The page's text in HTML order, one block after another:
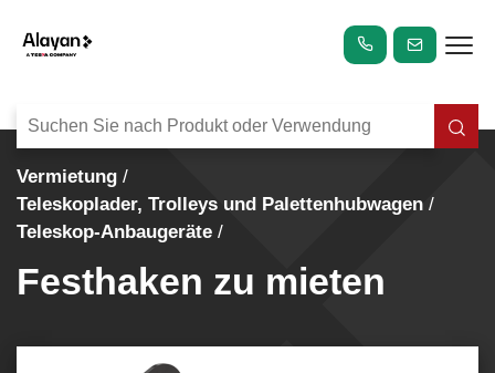
Vermietung
Teleskoplader, Trolleys und Palettenhubwagen
Teleskop-Anbaugeräte
Festhaken zu mieten